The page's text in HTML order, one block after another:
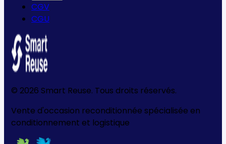
CGV
CGU
© 2026 Smart Reuse. Tous droits réservés.
Vente d'occasion reconditionnée spécialisée en
conditionnement et logistique